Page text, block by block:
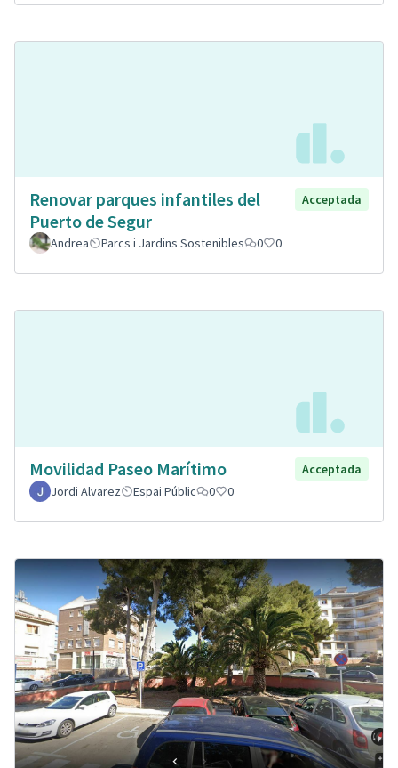
Renovar parques infantiles del
Puerto de Segur
Acceptada
Andrea Parcs i Jardins Sostenibles 0 0
Movilidad Paseo Marítimo
Acceptada
Jordi Alvarez
Espai Públic 0 0